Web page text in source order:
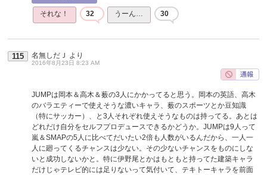
それな！ 32 うーん… 30
115 名無しだＪ より
2016年8月23日 8:23 AM
JUMPは岡本＆高木＆薮の3人にかかってると思う。岡本の英語、高木
のバラエティーで使えそうな濃いキャラ、薮のスポーツとか豆知識
（特にサッカー）、と3人それぞれ使えそうなものは持ってる。あとは
どれだけ自分をセルフプロデュースできるかどうか。JUMPは9人って
嵐＆SMAPの5人に比べてだいたい2倍も人数がいるんだから、一人一
人に廻ってくるチャンスは少ない。その少ないチャンスをものにしな
いと成功しないかと。特に伊野尾とかはもともと持ってた建築キャラ
だけじゃテレビ的には足りないって気付いて、テキトーキャラを前面